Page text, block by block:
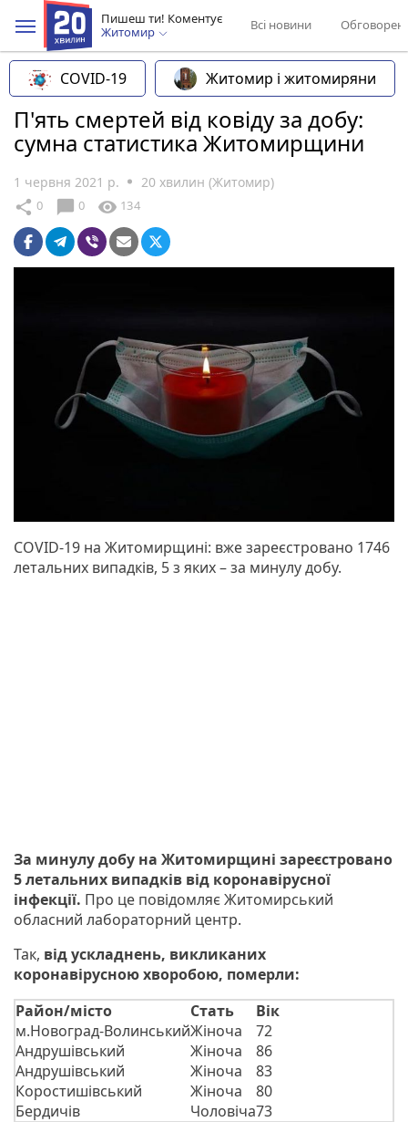
Пишеш ти! Коментує
Житомир
Всі новини
COVID-19 Житомир і житомиряни
П'ять смертей від ковіду за добу:
сумна статистика Житомирщини
1 червня 2021 р. 20 хвилин (Житомир)
share 0 chat_bubble 0 visibility 134
COVID-19 на Житомирщині: вже зареєстровано 1746
летальних випадків, 5 з яких – за минулу добу.
За минулу добу на Житомирщині зареєстровано
5 летальних випадків від коронавірусної
інфекції. Про це повідомляє Житомирський
обласний лабораторний центр.
Так, від ускладнень, викликаних
коронавірусною хворобою, померли:
Район/місто
Стать
Вік
м.Новоград-ВолинськийЖіноча
72
Андрушівський
Жіноча
86
Андрушівський
Жіноча
83
Коростишівський
Жіноча
80
Бердичів
Чоловіча73